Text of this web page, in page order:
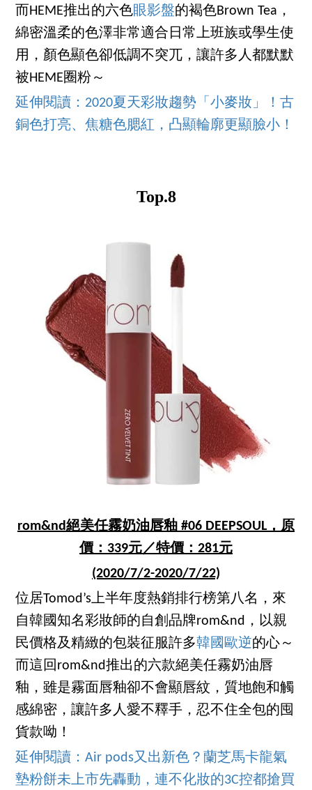
而HEME推出的六色眼影盤的褐色Brown Tea，
綿密溫柔的色澤非常適合日常上班族或學生使
用，顏色顯色卻低調不突兀，讓許多人都默默
被HEME圈粉～
延伸閱讀：2020夏天彩妝趨勢「小麥妝」！古
銅色打亮、焦糖色腮紅，凸顯輪廓更顯臉小！
Top.8
rom&nd絕美任霧奶油唇釉 #06 DEEPSOUL，原
價：339元／特價：281元
(2020/7/2-2020/7/22)
位居Tomod’s上半年度熱銷排行榜第八名，來
自韓國知名彩妝師的自創品牌rom&nd，以親
民價格及精緻的包裝征服許多韓國歐逆的心～
而這回rom&nd推出的六款絕美任霧奶油唇
釉，雖是霧面唇釉卻不會顯唇紋，質地飽和觸
感綿密，讓許多人愛不釋手，忍不住全包的囤
貨款呦！
延伸閱讀：Air pods又出新色？蘭芝馬卡龍氣
墊粉餅未上市先轟動，連不化妝的3C控都搶買